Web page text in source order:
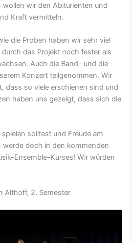
wollen wir den Abiturienten und
Kraft vermitteln.
die Proben haben wir sehr viel
das Projekt noch fester als
Auch die Band- und die
Konzert teilgenommen. Wir
dass so viele erschienen sind und
haben uns gezeigt, dass sich die
solltest und Freude am
werde doch in den kommenden
Ensemble-Kurses! Wir würden
Althoff, 2. Semester